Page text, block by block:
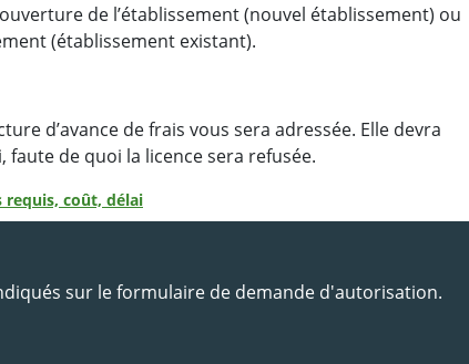
de l’établissement (nouvel établissement) ou
(établissement existant).
d’avance de frais vous sera adressée. Elle devra
de quoi la licence sera refusée.
coût, délai
sur le formulaire de demande d'autorisation.